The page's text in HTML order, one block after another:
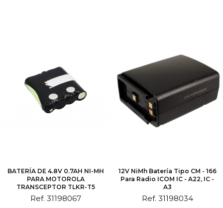
BATERÍA DE 4.8V 0.7AH NI-MH
PARA MOTOROLA
TRANSCEPTOR TLKR-T5
Ref. 31198067
12V NiMh Batería Tipo CM - 166
Para Radio ICOM IC - A22, IC -
A3
Ref. 31198034